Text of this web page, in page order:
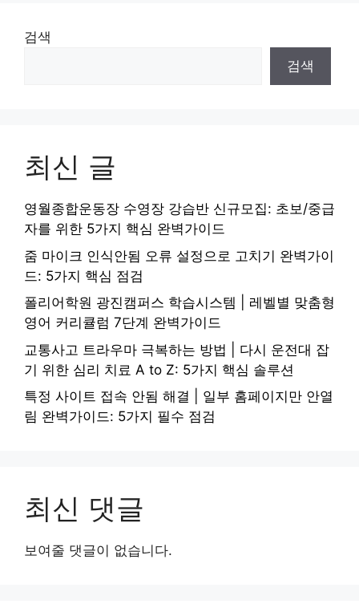
검색
검색
최신 글
영월종합운동장 수영장 강습반 신규모집: 초보/중급
자를 위한 5가지 핵심 완벽가이드
줌 마이크 인식안됨 오류 설정으로 고치기 완벽가이
드: 5가지 핵심 점검
폴리어학원 광진캠퍼스 학습시스템 | 레벨별 맞춤형
영어 커리큘럼 7단계 완벽가이드
교통사고 트라우마 극복하는 방법 | 다시 운전대 잡
기 위한 심리 치료 A to Z: 5가지 핵심 솔루션
특정 사이트 접속 안됨 해결 | 일부 홈페이지만 안열
림 완벽가이드: 5가지 필수 점검
최신 댓글
보여줄 댓글이 없습니다.